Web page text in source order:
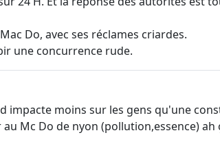
Do, avec ses réclames criardes.
une concurrence rude.
moins sur les gens qu'une
Mc Do de nyon (pollution,essence)